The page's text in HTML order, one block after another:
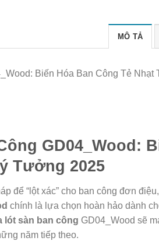
MÔ TẢ
Biến Hóa Ban Công Tẻ
GD04_Wood:
Tưởng 2025
để “lột xác” cho ban công đơn
chính là lựa chọn hoàn hảo dành
lót sàn ban công GD04_Wood sẽ
năm tiếp theo.